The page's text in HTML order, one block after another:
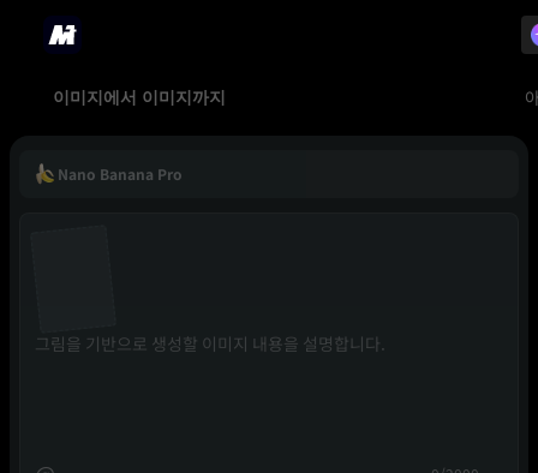
이미지에서 이미지까지
Nano Banana Pro